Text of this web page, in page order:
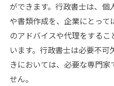
ができます。行政書士は、
や書類作成を、企業にとっ
のアドバイスや代理をする
います。行政書士は必要不
きにおいては、必要な専門
せん。